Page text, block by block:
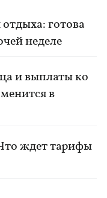
готова
неделе
и выплаты ко
в
ждет тарифы